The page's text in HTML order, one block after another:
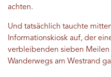
achten.
Und tatsächlich tauchte
Informationskiosk auf, der
verbleibenden sieben
Wanderwegs am Westrand